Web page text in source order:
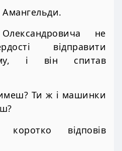
не
відправити
і він спитав
Ти ж і машинки
відповів